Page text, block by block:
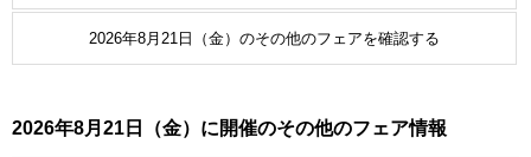
2026年8月21日（金）のその他のフェアを確認する
2026年8月21日（金）に開催のその他のフェア情報